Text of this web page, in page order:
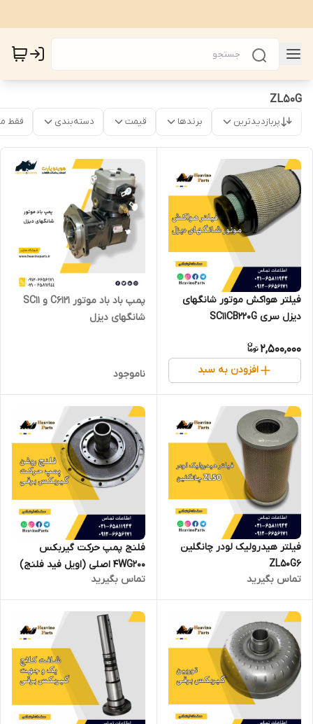
ZL50G
پربازدیدترین برندها قیمت دسته‌بندی فقط
فیلتر هواکش موتور شانگهای
دیزل سری SC11CB220G
2,500,000
افزودن به سبد
پمپ باد باد موتور C6121 و SC11
شانگهای دیزل
ناموجود
فیلتر هیدرولیک لودر چانگلین
ZL50G6
تماس بگیرید
فلنج پمپ حرکت گیربکس
4WG200 اصلی (اویل فید فلنج)
تماس بگیرید